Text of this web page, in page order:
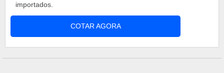
importados.
COTAR AGORA